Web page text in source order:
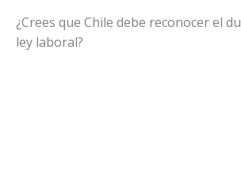
¿Crees que Chile debe reconocer el
ley laboral?